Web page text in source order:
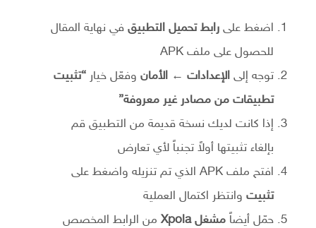
اضغط على رابط تحميل التطبيق في نهاية المقال
للحصول على ملف APK
توجه إلى الإعدادات ← الأمان وفعّل خيار “تثبيت
تطبيقات من مصادر غير معروفة”
إذا كانت لديك نسخة قديمة من التطبيق قم
بإلغاء تثبيتها أولاً تجنباً لأي تعارض
افتح ملف APK الذي تم تنزيله واضغط على
تثبيت وانتظر اكتمال العملية
حمّل أيضاً مشغل Xpola
من الرابط المخصص